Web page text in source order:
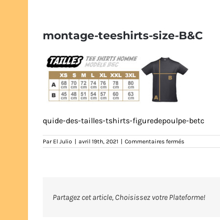
montage-teeshirts-size-B&C
quide-des-tailles-tshirts-figuredepoulpe-betc
Par El Julio avril 19th, 2021 Commentaires ferméssur
montage-
Partagez cet article, Choisissez votre Plateforme!